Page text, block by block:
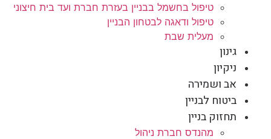
טיפול בחשמל בבניין בעזרת חברת ועד בית חיצוני
טיפול ודאגה לבטחון הבניין
מעלית שבת
גינון
ניקיון
אב ושמירה
ביטוח לבניין
תחזוק בניין
מהנדס חברת ניהול